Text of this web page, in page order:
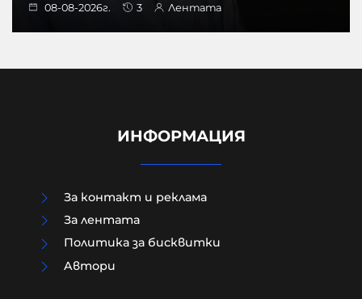
08-08-2026г. 3 Лентата
Дронът "Майя" тежи около 25
ИНФОРМАЦИЯ
За контакт и реклама
За лентата
Политика за бисквитки
Aвтори